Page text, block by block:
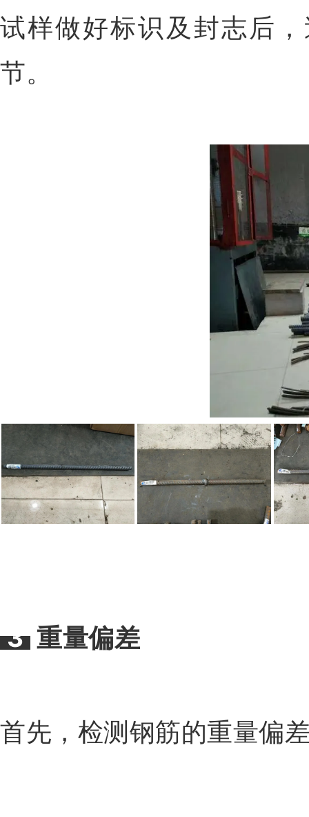
试样做好标识及封志后
节。
3重量偏差
首先，检测钢筋的重量偏